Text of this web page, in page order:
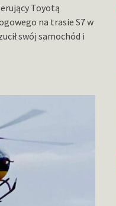
Toyotą
na trasie S7 w
swój samochód i